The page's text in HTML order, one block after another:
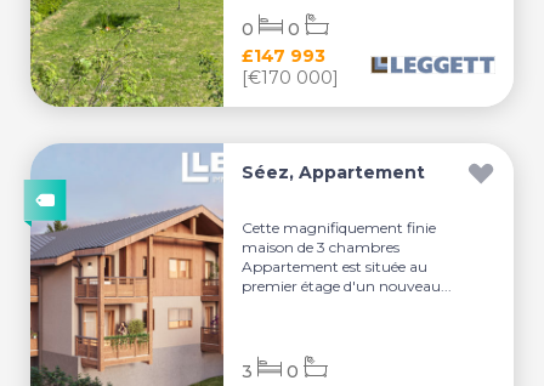
£147 993
[€170 000]
0 0
Séez, Appartement
Cette magnifiquement finie
maison de 3 chambres
Appartement est située au
premier étage d'un nouveau...
3 0